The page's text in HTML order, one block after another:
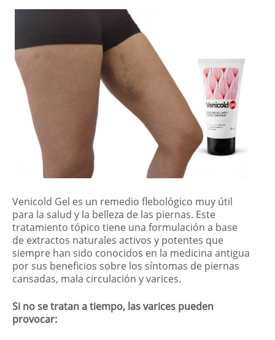
Venicold Gel es un remedio flebológico muy útil
para la salud y la belleza de las piernas. Este
tratamiento tópico tiene una formulación a base
de extractos naturales activos y potentes que
siempre han sido conocidos en la medicina antigua
por sus beneficios sobre los síntomas de piernas
cansadas, mala circulación y varices.
Si no se tratan a tiempo, las varices pueden
provocar: